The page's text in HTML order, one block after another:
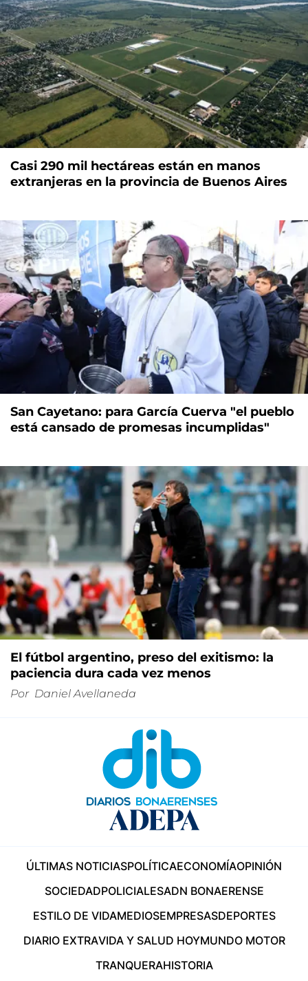
Casi 290 mil hectáreas están en manos
extranjeras en la provincia de Buenos Aires
San Cayetano: para García Cuerva "el pueblo
está cansado de promesas incumplidas"
El fútbol argentino, preso del exitismo: la
paciencia dura cada vez menos
Por Daniel Avellaneda
ÚLTIMAS NOTICIASPOLÍTICAECONOMÍAOPINIÓN
SOCIEDADPOLICIALESADN BONAERENSE
ESTILO DE VIDAMEDIOSEMPRESASDEPORTES
DIARIO EXTRAVIDA Y SALUD HOYMUNDO MOTOR
TRANQUERAHISTORIA